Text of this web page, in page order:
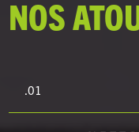
NOS
.01